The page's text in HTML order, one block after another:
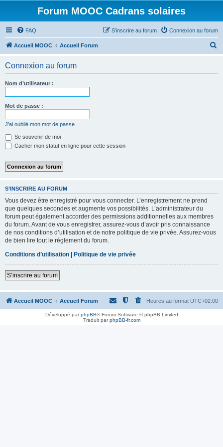
Forum MOOC Cadrans solaires
FAQ Connexion au forum
S’inscrire au forum
Accueil MOOC Accueil Forum
Connexion au forum
Nom d’utilisateur :
Mot de passe :
J’ai oublié mon mot de passe
Se souvenir de moi
Cacher mon statut en ligne pour cette session
S’INSCRIRE AU FORUM
Vous devez être enregistré pour vous connecter. L’enregistrement ne prend
que quelques secondes et augmente vos possibilités. L’administrateur du
forum peut également accorder des permissions additionnelles aux membres
du forum. Avant de vous enregistrer, assurez-vous d’avoir pris connaissance
de nos conditions d’utilisation et de notre politique de vie privée. Assurez-vous
de bien lire tout le règlement du forum.
Conditions d’utilisation | Politique de vie privée
S’inscrire au forum
Accueil MOOC Accueil Forum Heures au format UTC+02:00
Développé parphpBB® Forum Software © phpBB Limited
Traduit parphpBB-fr.com